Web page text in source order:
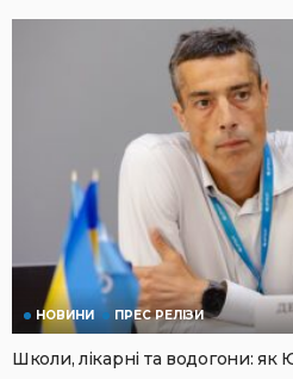
НОВИНИ ПРЕС РЕЛІЗИ
Школи, лікарні та водогони: як